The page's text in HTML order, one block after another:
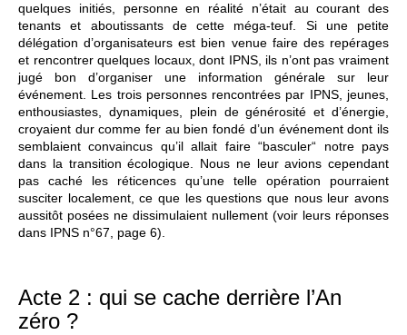
quelques initiés, personne en réalité n’était au courant des
tenants et aboutissants de cette méga-teuf. Si une petite
délégation d’organisateurs est bien venue faire des repérages
et rencontrer quelques locaux, dont IPNS, ils n’ont pas vraiment
jugé bon d’organiser une information générale sur leur
événement. Les trois personnes rencontrées par IPNS, jeunes,
enthousiastes, dynamiques, plein de générosité et d’énergie,
croyaient dur comme fer au bien fondé d’un événement dont ils
semblaient convaincus qu’il allait faire “basculer“ notre pays
dans la transition écologique. Nous ne leur avions cependant
pas caché les réticences qu’une telle opération pourraient
susciter localement, ce que les questions que nous leur avons
aussitôt posées ne dissimulaient nullement (voir leurs réponses
dans IPNS n°67, page 6).
Acte 2 : qui se cache derrière l’An
zéro ?